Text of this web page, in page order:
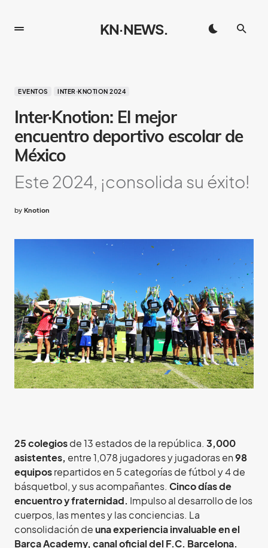
KN·NEWS.
EVENTOS INTER·KNOTION 2024
Inter·Knotion: El mejor
encuentro deportivo escolar de
México​​
Este 2024, ¡consolida su éxito!
by Knotion
25 colegiosde 13 estados de la república. 3,000
asistentes, entre 1,078 jugadores y jugadoras en98
equiposrepartidos en 5 categorías de fútbol y 4 de
básquetbol, y sus acompañantes. Cinco días de
encuentro y fraternidad. Impulso al desarrollo de los
cuerpos, las mentes y las conciencias. La
consolidación deuna experiencia invaluable en el
Barça Academy, canal oficial del F.C. Barcelona.